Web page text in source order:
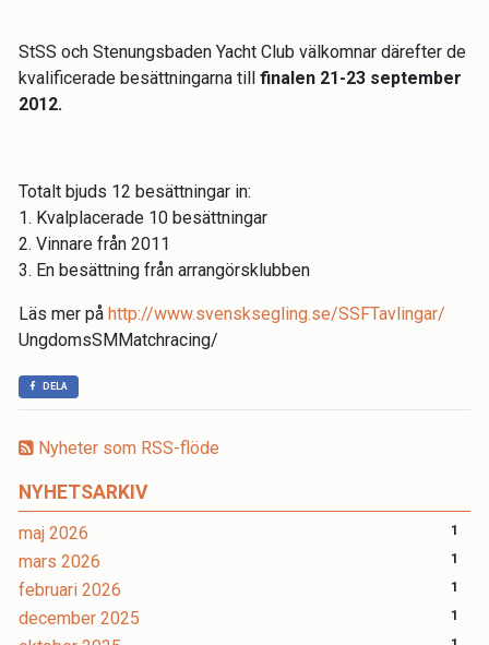
Nyheter som RSS-flöde
NYHETSARKIV
maj 2026 1
mars 2026 1
februari 2026 1
december 2025 1
StSS och Stenungsbaden Yacht Club välkomnar därefter de
kvalificerade besättningarna till finalen 21-23 september
2012.
Totalt bjuds 12 besättningar in:
1. Kvalplacerade 10 besättningar
2. Vinnare från 2011
3. En besättning från arrangörsklubben
Läs mer på http://www.svensksegling.se/SSFTavlingar/
UngdomsSMMatchracing/
DELA